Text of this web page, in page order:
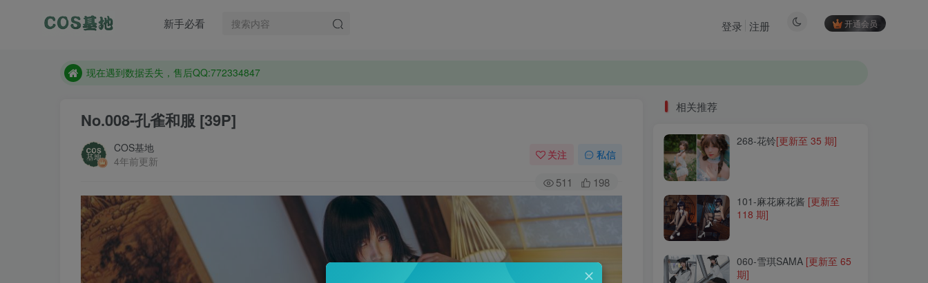
新手必看 开通会员
登录 注册
售后QQ:772334847
现在遇到数据丢失，售后QQ:772334847
防失联：百度搜索《趣画刊》，实时查看最新站点。
No.008-孔雀和服 [39P]
COS基地
4年前更新
关注 私信
511 198
060-雪琪SAMA
相关推荐
268-花铃[更新至 35 期]
101-麻花麻花酱 [更新至
118 期]
060-雪琪SAMA [更新至 65
期]